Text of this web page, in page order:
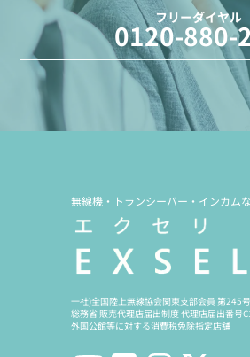
フリーダイヤル
0120-880-
無線機・トランシーバー・インカム
一社)全国陸上無線協会関東支部会員 第245号
総務省 販売代理店届出制度 代理店届出番号
外国公館等に対する消費税免除指定店舗